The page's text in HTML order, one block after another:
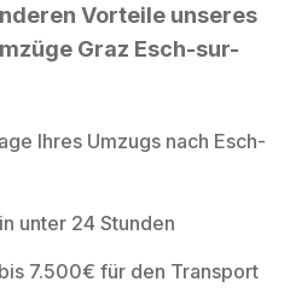
Vorteile unseres
Graz Esch-sur-
Ihres Umzugs nach Esch-
unter 24 Stunden
7.500€ für den Transport